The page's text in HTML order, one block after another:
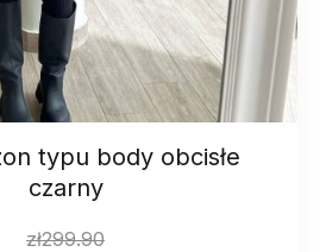
typu body obcisłe
czarny
zł299.90